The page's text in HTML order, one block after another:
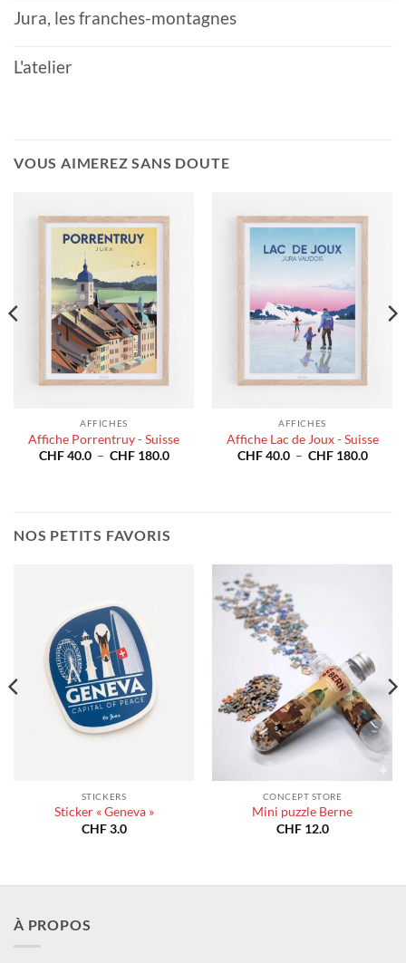
Jura, les franches-montagnes
L'atelier
VOUS AIMEREZ SANS DOUTE
AFFICHES
Affiche Porrentruy - Suisse
CHF40.0 – CHF180.0Plage
AFFICHES
Affiche Lac de Joux - Suisse
CHF40.0 – CHF180.0Plage
NOS PETITS FAVORIS
STICKERS
Sticker « Geneva »
CHF3.0
CONCEPT STORE
Mini puzzle Berne
CHF12.0
À PROPOS